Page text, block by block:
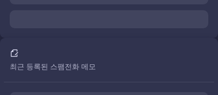
최근 등록된 스팸전화 메모